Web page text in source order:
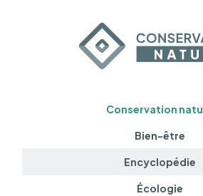
Conservation
Bien-être
Encyclopédie
Écologie